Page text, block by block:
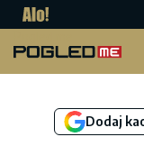
Dodaj